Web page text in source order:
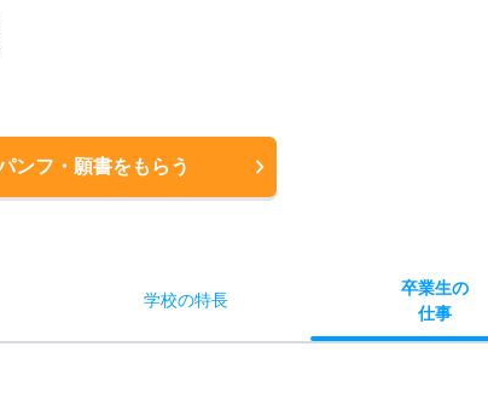
ンフ・願書をもらう
学校の特長
卒業生の
仕事